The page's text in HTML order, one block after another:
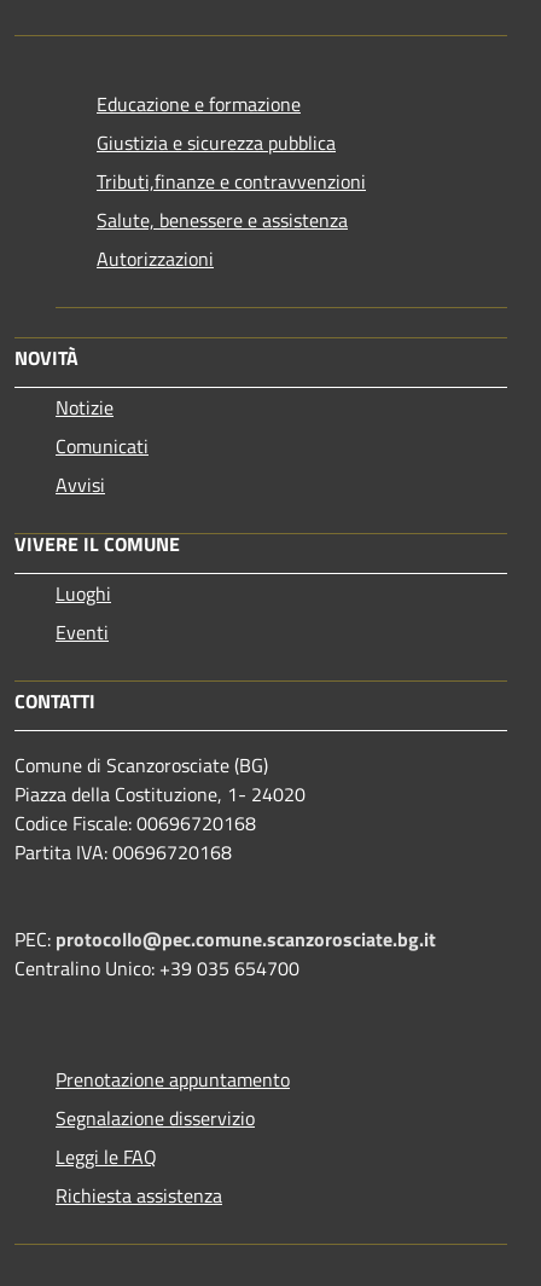
Educazione e formazione
Giustizia e sicurezza pubblica
Tributi,finanze e contravvenzioni
Salute, benessere e assistenza
Autorizzazioni
NOVITÀ
Notizie
Comunicati
Avvisi
VIVERE IL COMUNE
Luoghi
Eventi
CONTATTI
Comune di Scanzorosciate (BG)
Piazza della Costituzione, 1- 24020
Codice Fiscale: 00696720168
Partita IVA: 00696720168
PEC: protocollo@pec.comune.scanzorosciate.bg.it
Centralino Unico: +39 035 654700
Prenotazione appuntamento
Segnalazione disservizio
Leggi le FAQ
Richiesta assistenza